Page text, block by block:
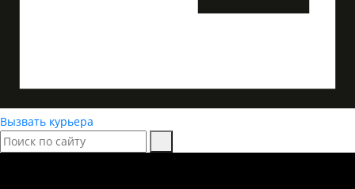
Вызвать курьера